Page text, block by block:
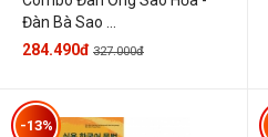
Đàn Bà Sao ...
284.490đ 327.000đ
-13%